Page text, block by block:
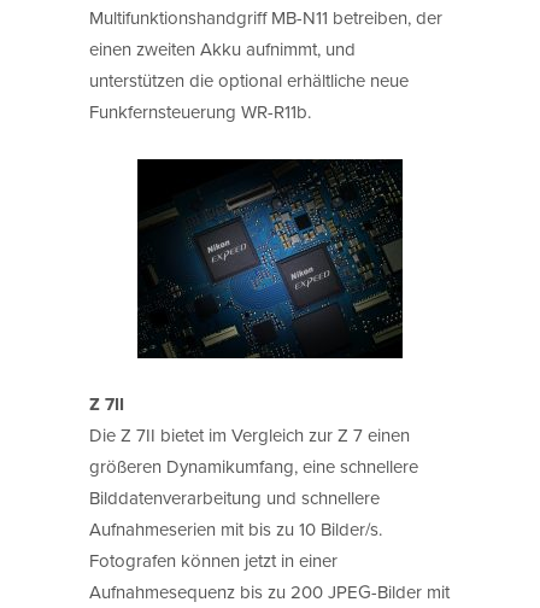
Multifunktionshandgriff MB-N11 betreiben, der
einen zweiten Akku aufnimmt, und
unterstützen die optional erhältliche neue
Funkfernsteuerung WR-R11b.
Z 7II
Die Z 7II bietet im Vergleich zur Z 7 einen
größeren Dynamikumfang, eine schnellere
Bilddatenverarbeitung und schnellere
Aufnahmeserien mit bis zu 10 Bilder/s.
Fotografen können jetzt in einer
Aufnahmesequenz bis zu 200 JPEG-Bilder mit